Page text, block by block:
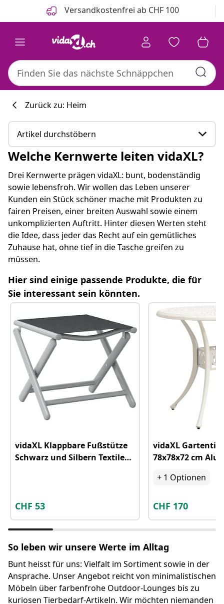
Versandkostenfrei ab CHF 100
Zurück zu: Heim
Artikel durchstöbern
Welche Kernwerte leiten vidaXL?
Hier sind einige passende Produkte, die für Sie
interessant sein könnten.
So leben wir unsere Werte im Alltag
Weitere hilfreiche Fragen
Relevante Kategorielinks
Welche Kernwerte leiten vidaXL?
Drei Kernwerte prägen vidaXL: bunt, bodenständig
sowie lebensfroh. Wir wollen das Leben unserer
Kunden ein Stück schöner mache mit Produkten zu
fairen Preisen, einer breiten Auswahl sowie einem
unkomplizierten Auftritt. Hinter diesen Werten steht
die Idee, dass jeder das Recht auf ein gemütliches
Zuhause hat, ohne tief in die Tasche greifen zu
müssen.
Hier sind einige passende Produkte, die für
Sie interessant sein könnten.
vidaXL Klappbare Fußstütze
Schwarz und Silbern Textilene
CHF 53
vidaXL
78x78x72 cm
+ 1 Optionen
CHF 170
So leben wir unsere Werte im Alltag
Bunt heisst für uns: Vielfalt im Sortiment sowie in der
Ansprache. Unser Angebot reicht von minimalistischen
Möbeln über farbenfrohe Outdoor-Lounges bis zu
kuriosen Tierbedarf-Artikeln. Wir möchten niemanden